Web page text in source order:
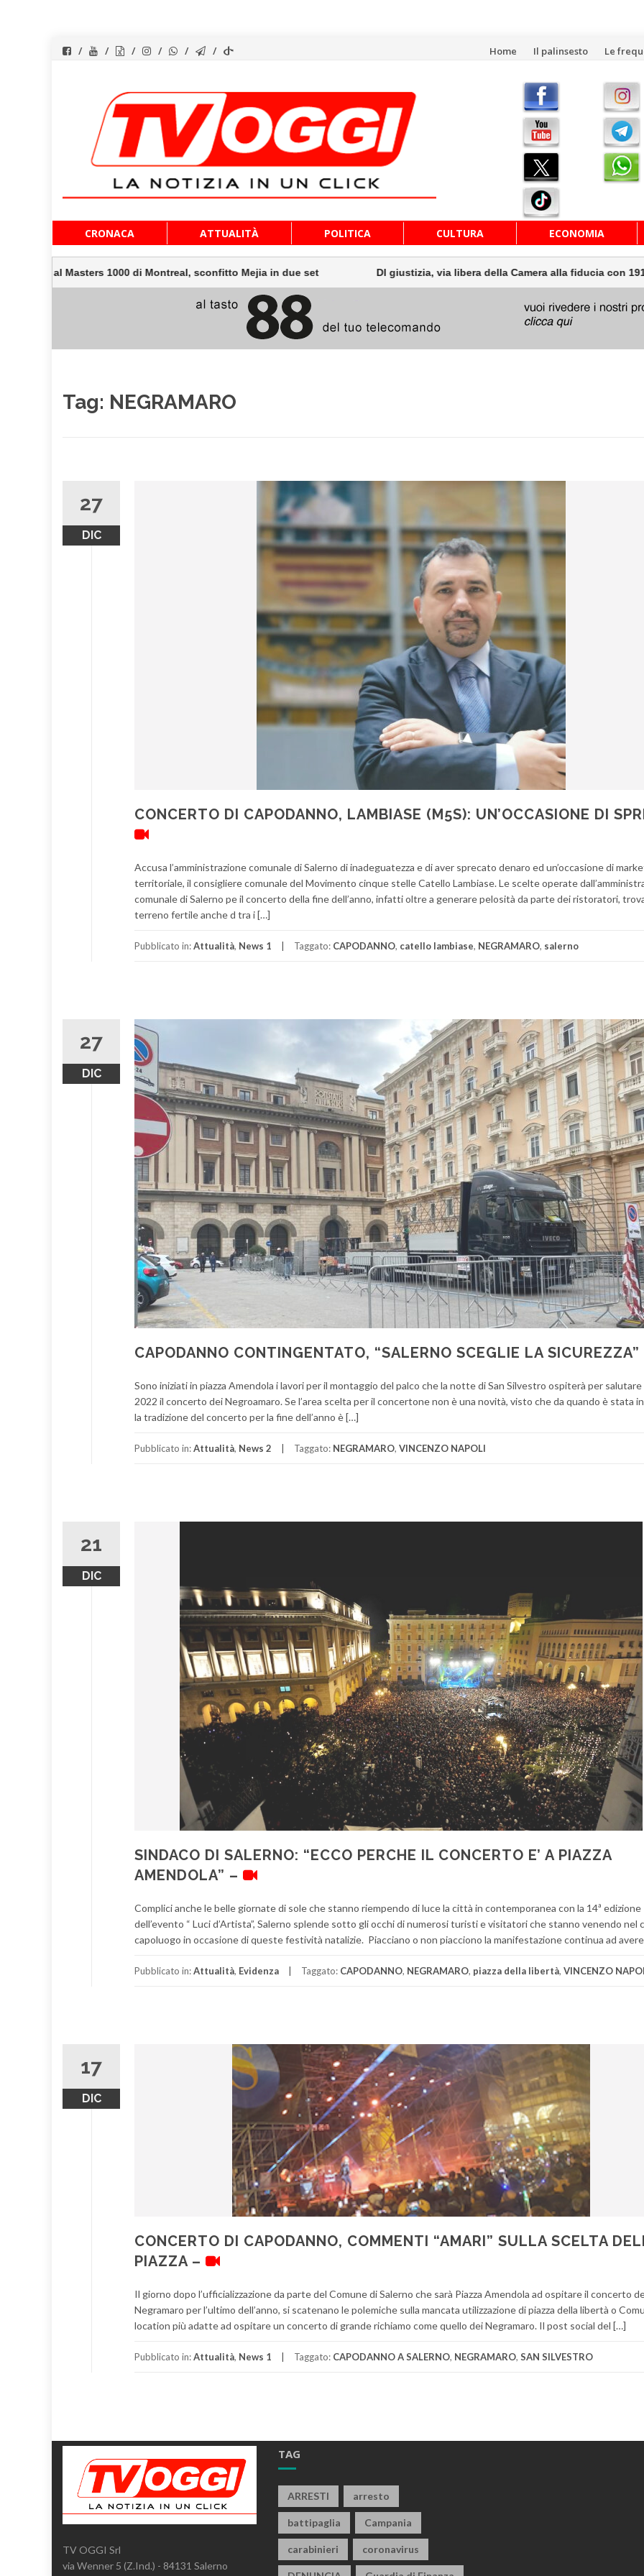
Vai
contenuto
Home Il palinsesto Le
al
contenuto
CRONACA ATTUALITÀ POLITICA CULTURA ECONOMIA
1000 di Montreal, sconfitto Mejia in due set Dl giustizia, via libera della Camera alla fiducia con 191 sì
Tag: NEGRAMARO
27
DIC
CONCERTO DI CAPODANNO, LAMBIASE (M5S): UN’OCCASIONE DI
Accusa l’amministrazione comunale di Salerno di inadeguatezza e di aver sprecato denaro ed un’occasione di
territoriale, il consigliere comunale del Movimento cinque stelle Catello Lambiase. Le scelte operate
comunale di Salerno pe il concerto della fine dell’anno, infatti oltre a generare pelosità da parte dei ristoratori,
terreno fertile anche d tra i […]
Pubblicato in:Attualità, News 1 Taggato: CAPODANNO, catello lambiase, NEGRAMARO, salerno
27
DIC
CAPODANNO CONTINGENTATO, “SALERNO SCEGLIE LA SICUREZZA”
Sono iniziati in piazza Amendola i lavori per il montaggio del palco che la notte di San Silvestro ospiterà per salutare
2022 il concerto dei Negroamaro. Se l’area scelta per il concertone non è una novità, visto che da quando è stata
la tradizione del concerto per la fine dell’anno è […]
Pubblicato in:Attualità, News 2 Taggato: NEGRAMARO, VINCENZO NAPOLI
21
DIC
SINDACO DI SALERNO: “ECCO PERCHE IL CONCERTO E’ A PIAZZA
AMENDOLA” –
Complici anche le belle giornate di sole che stanno riempendo di luce la città in contemporanea con la 14ª edizione
dell’evento “ Luci d’Artista”, Salerno splende sotto gli occhi di numerosi turisti e visitatori che stanno venendo nel
capoluogo in occasione di queste festività natalizie. Piacciano o non piacciono la manifestazione continua ad
Pubblicato in:Attualità, Evidenza Taggato: CAPODANNO, NEGRAMARO, piazza della libertà, VINCENZO
17
DIC
CONCERTO DI CAPODANNO, COMMENTI “AMARI” SULLA SCELTA
PIAZZA –
Il giorno dopo l’ufficializzazione da parte del Comune di Salerno che sarà Piazza Amendola ad ospitare il concerto
Negramaro per l’ultimo dell’anno, si scatenano le polemiche sulla mancata utilizzazione di piazza della libertà o
location più adatte ad ospitare un concerto di grande richiamo come quello dei Negramaro. Il post social del […]
Pubblicato in:Attualità, News 1 Taggato: CAPODANNO A SALERNO, NEGRAMARO, SAN SILVESTRO
TV OGGI Srl
via Wenner 5 (Z.Ind.) - 84131 Salerno
TAG
ARRESTI arresto
battipaglia Campania
carabinieri coronavirus